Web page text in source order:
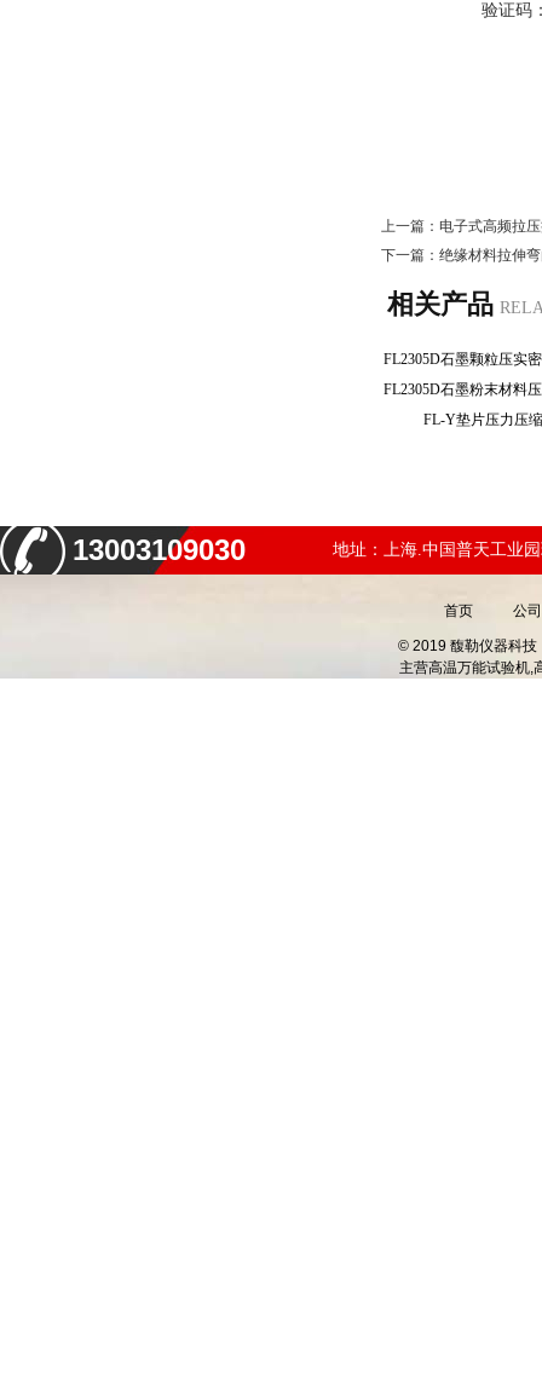
验证码
上一篇： 电子式高频拉
下一篇： 绝缘材料拉伸
相关产品
FL-Y垫片压力压
13003109030 地址：上海.中国普天工业
首页 公
© 2019 馥勒仪器科技
主营高温万能试验机,